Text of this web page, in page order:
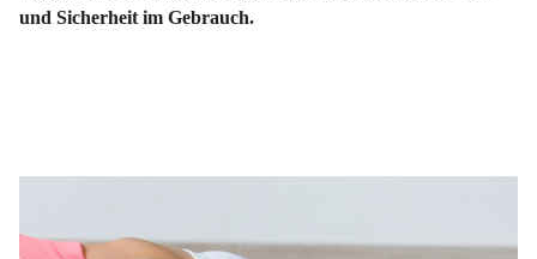
und Sicherheit im Gebrauch.